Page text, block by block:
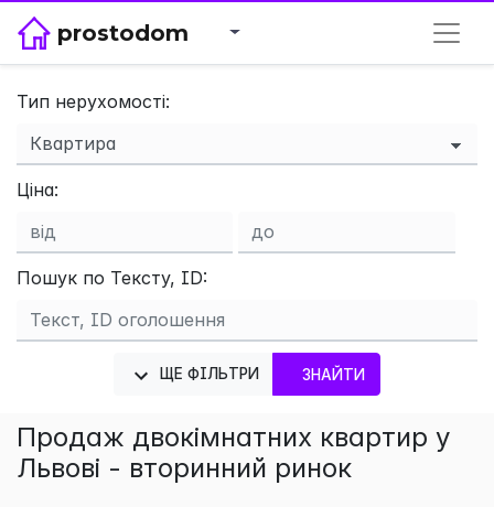
prostodom
Тип нерухомості:
Ціна:
Пошук по Тексту, ID:
ЩЕ ФІЛЬТРИ ЗНАЙТИ
Продаж двокімнатних квартир у
Львові - вторинний ринок
×